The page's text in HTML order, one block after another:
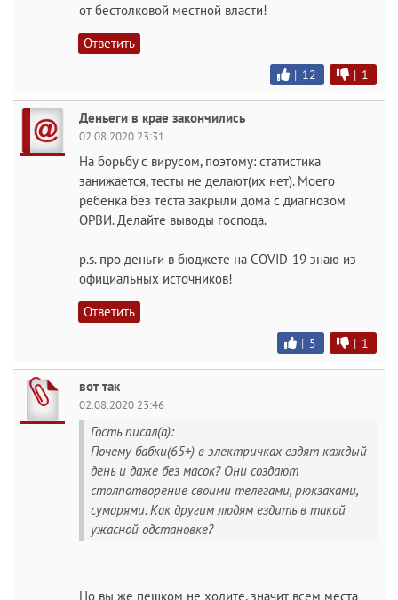
от бестолковой местной власти!
Ответить
| 12 | 1
Деньеги в крае закончились
02.08.2020 23:31
На борьбу с вирусом, поэтому: статистика
занижается, тесты не делают(их нет). Моего
ребенка без теста закрыли дома с диагнозом
ОРВИ. Делайте выводы господа.
p.s. про деньги в бюджете на COVID-19 знаю из
официальных источников!
Ответить
| 5 | 1
вот так
02.08.2020 23:46
Гость писал(а):
Почему бабки(65+) в электричках ездят каждый
день и даже без масок? Они создают
столпотворение своими телегами, рюкзаками,
сумарями. Как другим людям ездить в такой
ужасной одстановке?
Но вы же пешком не ходите, значит всем места